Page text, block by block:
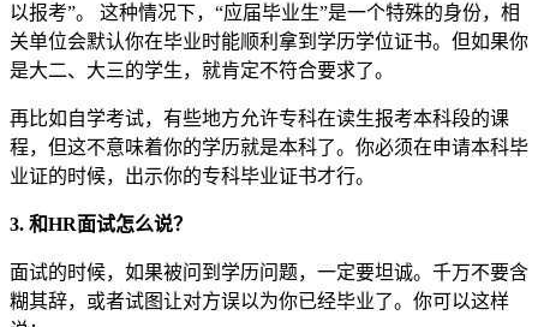
以报考”。 这种情况下，“应届毕业生”是一个特殊的身份，相
关单位会默认你在毕业时能顺利拿到学历学位证书。但如果你
是大二、大三的学生，就肯定不符合要求了。
再比如自学考试，有些地方允许专科在读生报考本科段的课
程，但这不意味着你的学历就是本科了。你必须在申请本科毕
业证的时候，出示你的专科毕业证书才行。
3. 和HR面试怎么说？
面试的时候，如果被问到学历问题，一定要坦诚。千万不要含
糊其辞，或者试图让对方误以为你已经毕业了。你可以这样